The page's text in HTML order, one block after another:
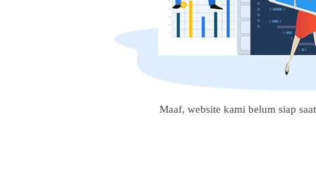
Maaf, website kami belum siap